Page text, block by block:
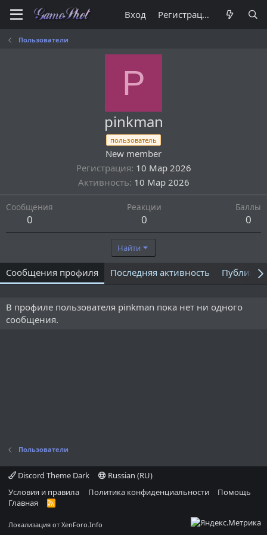
Вход Регистрация
Пользователи
P
pinkman
пользователь
New member
Регистрация 10 Мар 2026
Активность 10 Мар 2026
Сообщения
0
Реакции
0
Баллы
0
Найти
Сообщения профиля Последняя активность
В профиле пользователя pinkman пока нет ни одного
сообщения.
Пользователи
Discord Theme Dark
Russian (RU)
Условия и правила
Политика конфиденциальности
Помощь
Главная
R
Локализация от XenForo.Info